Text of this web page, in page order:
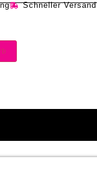
Schneller Versand